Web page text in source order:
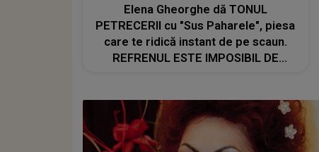
Elena Gheorghe dă TONUL
PETRECERII cu "Sus Paharele", piesa
care te ridică instant de pe scaun.
REFRENUL ESTE IMPOSIBIL DE
sunt fericită. Viața este un dar"